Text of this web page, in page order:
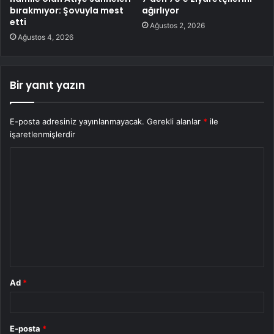
bırakmıyor: Şovuyla mest
etti
Ağustos 4, 2026
ağırlıyor
Ağustos 2, 2026
Bir yanıt yazın
E-posta adresiniz yayınlanmayacak. Gerekli alanlar * ile
işaretlenmişlerdir
Ad *
E-posta *